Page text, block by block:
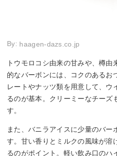
By: haagen-dazs.co.jp
トウモロコシ由来の甘みや、樽
的なバーボンには、コクのあるお
レートやナッツ類を用意して、ウ
るのが基本。クリーミーなチーズ
す。
また、バニラアイスに少量のバー
す。甘い香りとミルクの風味が溶
るのがポイント。軽い飲み口のハ